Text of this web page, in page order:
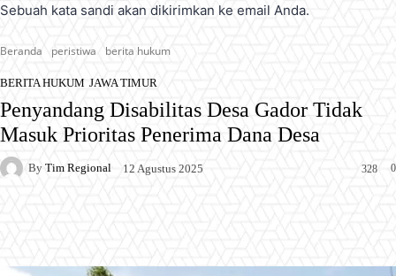
Sebuah kata sandi akan dikirimkan ke email Anda.
Beranda peristiwa berita hukum
BERITA HUKUM JAWA TIMUR
Penyandang Disabilitas Desa Gador Tidak
Masuk Prioritas Penerima Dana Desa
By Tim Regional 12 Agustus 2025 0
328